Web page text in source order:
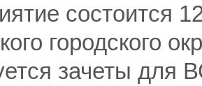
состоится
городского
зачеты для